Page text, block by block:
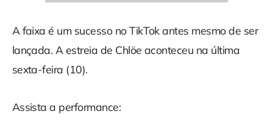
A faixa é um sucesso no TikTok antes mesmo de ser
lançada. A estreia de Chlöe aconteceu na última
sexta-feira (10).
Assista a performance: